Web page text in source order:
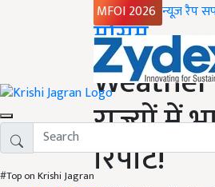
MFOI 2026 न्यूज़ रैप
#Top on Krishi Jagran
Home
मौसम
राज्यों में
रिपोर्ट!